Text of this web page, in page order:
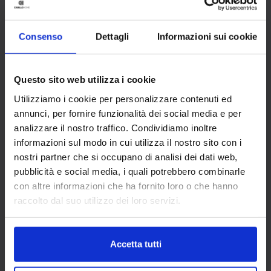
Consenso Dettagli Informazioni sui cookie
Questo sito web utilizza i cookie
Utilizziamo i cookie per personalizzare contenuti ed
annunci, per fornire funzionalità dei social media e per
analizzare il nostro traffico. Condividiamo inoltre
informazioni sul modo in cui utilizza il nostro sito con i
nostri partner che si occupano di analisi dei dati web,
pubblicità e social media, i quali potrebbero combinarle
con altre informazioni che ha fornito loro o che hanno
raccolto dal suo utilizzo dei loro servizi.
Accetta tutti
QUALI COLORI ABBINARE
AL TORTORA?